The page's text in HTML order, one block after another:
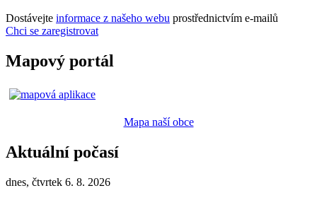
Dostávejte informace z našeho webu prostřednictvím e-mailů
Chci se zaregistrovat
Mapový portál
Mapa naší obce
Aktuální počasí
dnes, čtvrtek 6. 8. 2026